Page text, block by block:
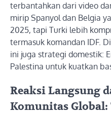
terbantahkan dari video
mirip Spanyol dan Belgia
2025, tapi Turki lebih
termasuk komandan IDF.
ini juga strategi domestik:
Palestina untuk kuatkan
Reaksi Langsung
Komunitas